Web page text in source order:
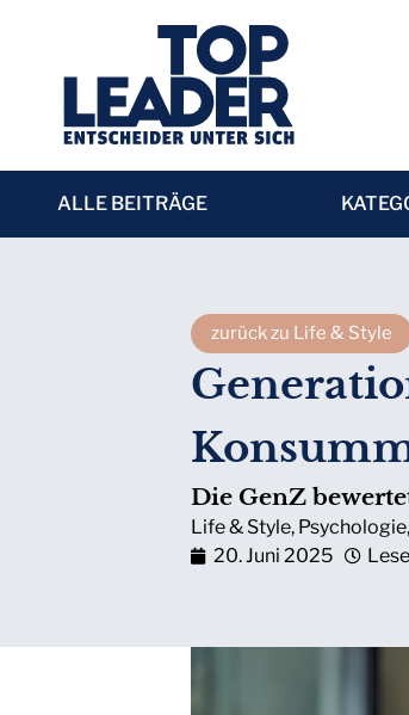
ALLE BEITRÄGE
zurück zu Life & Style
Die GenZ
Life & Style, Psychologie,
20. Juni 2025